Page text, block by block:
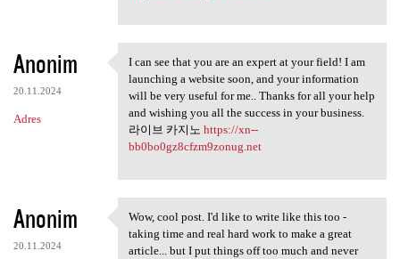
Anonim
20.11.2024
Adres
I can see that you are an
I can see that you are an expert at your field! I am
launching a website soon, and your information
will be very useful for me.. Thanks for all your help
and wishing you all the success in your business.
라이브 카지노 https://xn--
bb0bo0gz8cfzm9zonug.net
Anonim
20.11.2024
Wow, cool post. I'd like to
Wow, cool post. I'd like to write like this too -
taking time and real hard work to make a great
article... but I put things off too much and never